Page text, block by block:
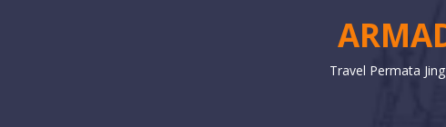
Travel Permata